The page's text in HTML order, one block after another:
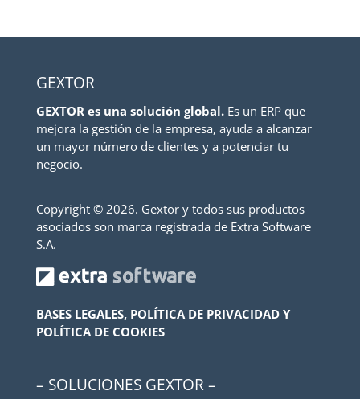
GEXTOR
GEXTOR es una solución global.Es un ERP que
mejora la gestión de la empresa, ayuda a alcanzar
un mayor número de clientes y a potenciar tu
negocio.
Copyright © 2026. Gextor y todos sus productos
asociados son marca registrada de Extra Software
S.A.
BASES LEGALES, POLÍTICA DE PRIVACIDAD Y
POLÍTICA DE COOKIES
– SOLUCIONES GEXTOR –